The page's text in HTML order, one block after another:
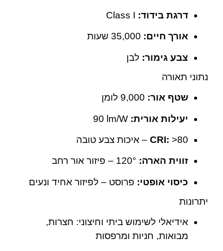
דרגת בידוד:
אורך חיים:
צבע גימור: לבן
נתוני תאורה
שטף אור:
יעילות אורית:
CRI: ‎>80 – איכות צבע טובה
זווית הארה:
כיסוי אופטי: פרוסט – לפיזור אחיד ונעים
יתרונות
אידיאלי לשימוש ביתי וחיצוני: חצרות,
מבואות, חניות ומרפסות